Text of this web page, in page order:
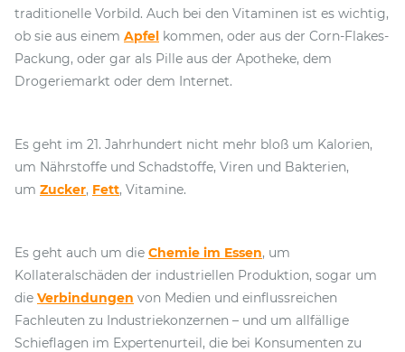
traditionelle Vorbild. Auch bei den Vitaminen ist es wichtig,
ob sie aus einem Apfel kommen, oder aus der Corn-Flakes-
Packung, oder gar als Pille aus der Apotheke, dem
Drogeriemarkt oder dem Internet.
Es geht im 21. Jahrhundert nicht mehr bloß um Kalorien,
um Nährstoffe und Schadstoffe, Viren und Bakterien,
um Zucker, Fett, Vitamine.
Es geht auch um die Chemie im Essen, um
Kollateralschäden der industriellen Produktion, sogar um
die Verbindungen von Medien und einflussreichen
Fachleuten zu Industriekonzernen – und um allfällige
Schieflagen im Expertenurteil, die bei Konsumenten zu